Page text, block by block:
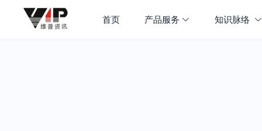
首页 产品服务 知识脉络